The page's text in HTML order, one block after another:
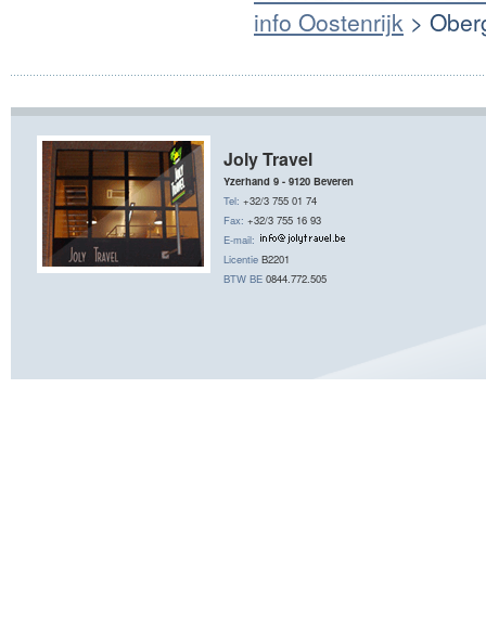
info Oostenrijk >
Joly Travel
Yzerhand 9 - 9120 Beveren
Tel: +32/3 755 01 74
Fax: +32/3 755 16 93
E-mail:
Licentie B2201
BTW BE 0844.772.505